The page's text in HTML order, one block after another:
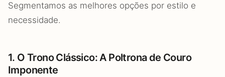
Segmentamos as melhores opções por estilo e
necessidade.
1. O Trono Clássico: A Poltrona de Couro
Imponente